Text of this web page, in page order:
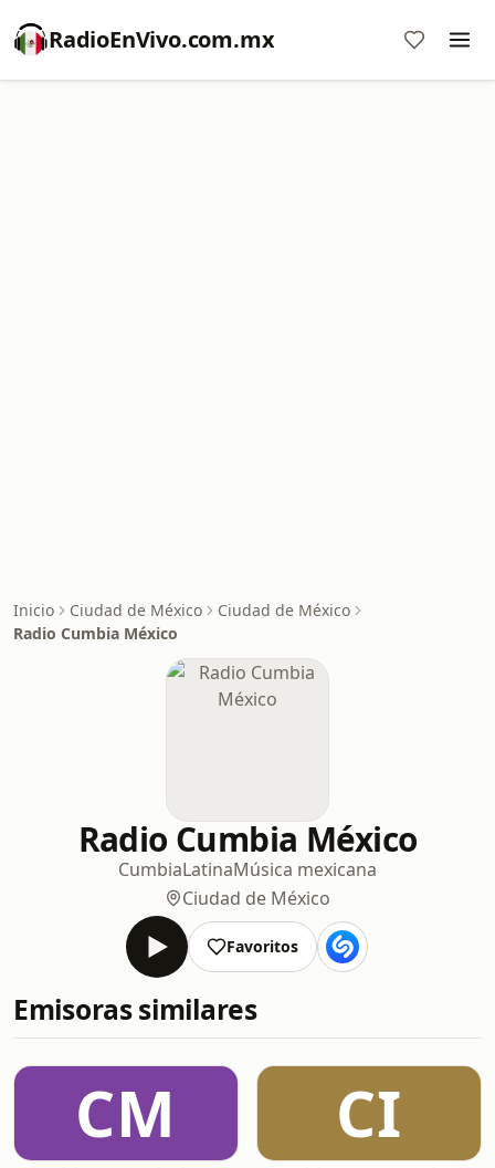
RadioEnVivo.com.mx
Inicio Ciudad de México
Ciudad de México
Radio Cumbia México
Radio Cumbia México
CumbiaLatinaMúsica mexicana
Ciudad de México
Favoritos
Emisoras similares
CM CI